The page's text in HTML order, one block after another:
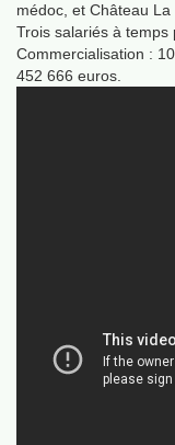
médoc, et Château
Trois salariés à temps
Commercialisation :
452 666 euros.